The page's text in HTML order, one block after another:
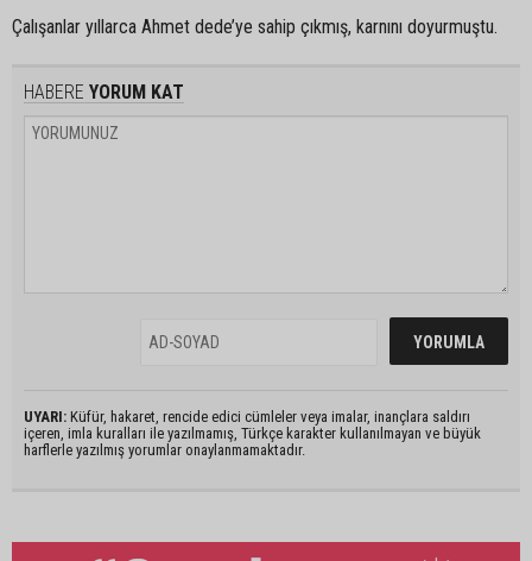
Çalışanlar yıllarca Ahmet dede’ye sahip çıkmış, karnını doyurmuştu.
HABERE YORUM KAT
UYARI: Küfür, hakaret, rencide edici cümleler veya imalar, inançlara saldırı
içeren, imla kuralları ile yazılmamış, Türkçe karakter kullanılmayan ve büyük
harflerle yazılmış yorumlar onaylanmamaktadır.